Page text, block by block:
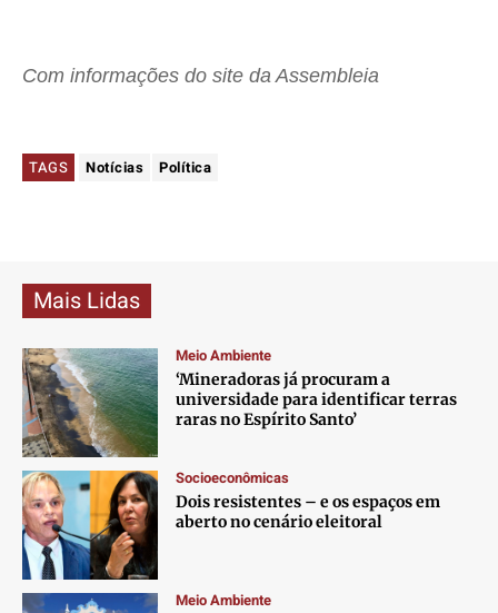
Com informações do site da Assembleia
TAGS Notícias Política
Mais Lidas
Meio Ambiente
‘Mineradoras já procuram a
universidade para identificar terras
raras no Espírito Santo’
Socioeconômicas
Dois resistentes – e os espaços em
aberto no cenário eleitoral
Meio Ambiente